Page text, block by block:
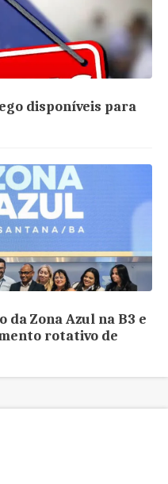
disponíveis para
da Zona Azul na B3 e
rotativo de